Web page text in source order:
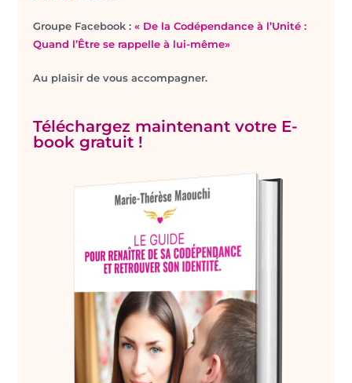
Groupe Facebook :« De la Codépendance à l’Unité :
Quand l’Être se rappelle à lui-même»
Au plaisir de vous accompagner.
Téléchargez maintenant votre E-
book gratuit !